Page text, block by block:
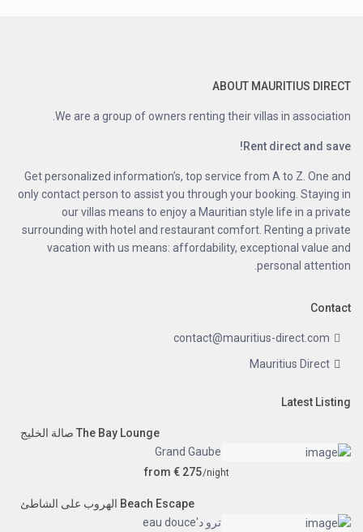
ABOUT MAURITIUS DIRECT
We are a group of owners renting their villas in association.
Rent direct and save!
Get personalized information’s, top service from A to Z. One and
only contact person to assist you through your booking. Staying in
our villas means to enjoy a Mauritian style life in a private
surrounding with hotel and restaurant comfort. Renting a private
vacation with us means: affordability, exceptional value and
personal attention.
Contact
contact@mauritius-direct.com
Mauritius Direct
Latest Listing
The Bay Lounge صالة الخليج
Grand Gaube
from € 275/night
Beach Escape الهروب على الشاطئ
ترو د'eau douce